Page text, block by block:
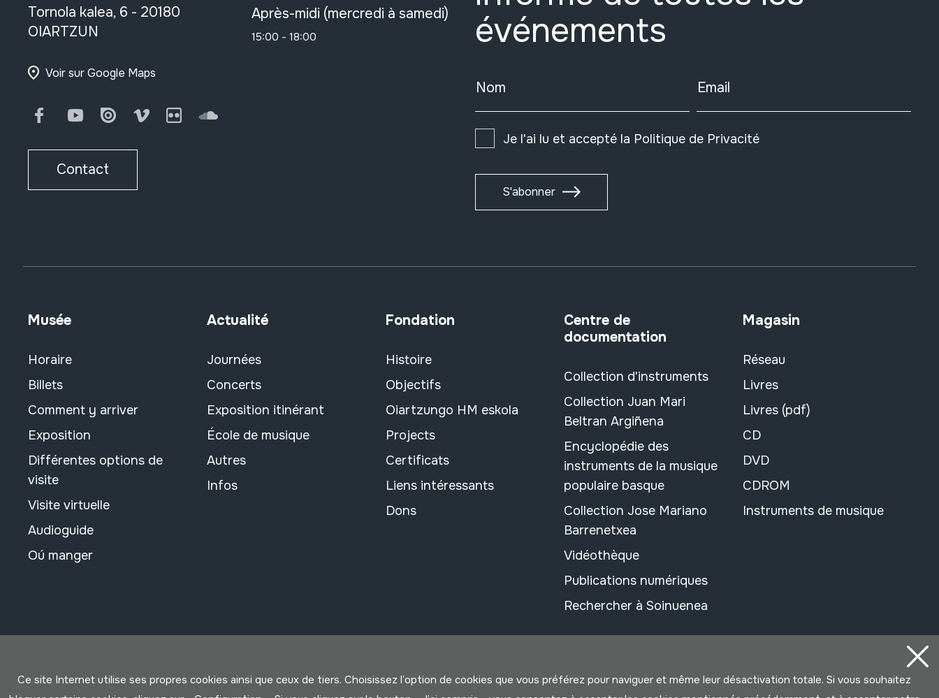
Tornola kalea, 6 - 20180
OIARTZUN
Voir sur Google Maps
FacebookYoutubeIssuu Vimeo FlickrSoundCloud
Contact
Après-midi (mercredi à samedi)
15:00 - 18:00
événements
Nom Email
Je l'ai lu et accepté la Politique de Privacité
S'abonner
Musée
Horaire
Billets
Comment y arriver
Exposition
Différentes options de
visite
Visite virtuelle
Audioguide
Oú manger
Actualité
Journées
Concerts
Exposition itinérant
École de musique
Autres
Infos
Fondation
Histoire
Objectifs
Oiartzungo HM eskola
Projects
Certificats
Liens intéressants
Dons
Centre de
documentation
Collection d'instruments
Collection Juan Mari
Beltran Argiñena
Encyclopédie des
instruments de la musique
populaire basque
Collection Jose Mariano
Barrenetxea
Vidéothèque
Publications numériques
Rechercher à Soinuenea
Magasin
Réseau
Livres
Livres (pdf)
CD
DVD
CDROM
Instruments de musique
Ce site Internet utilise ses propres cookies ainsi que ceux de tiers. Choisissez l’option de cookies que vous préférez pour naviguer et même leur désactivation totale. Si vous souhaitez